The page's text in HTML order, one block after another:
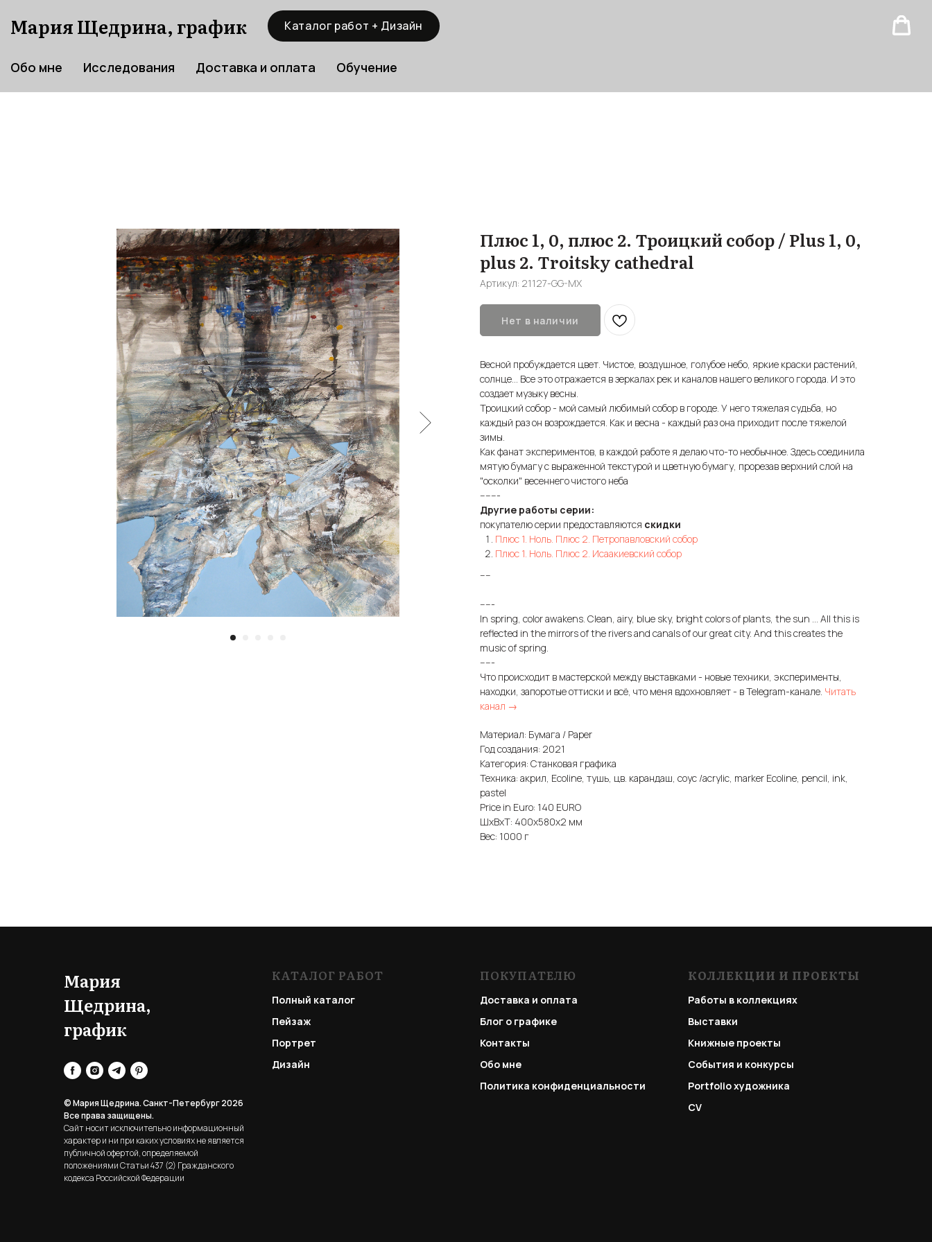
Мария Щедрина, график Каталог работ + Дизайн
Обо мне Исследования Доставка и оплата Обучение
Плюс 1, 0, плюс 2. Троицкий собор / Plus 1, 0,
plus 2. Troitsky cathedral
Артикул: 21127-GG-MX
Нет в наличии
Весной пробуждается цвет. Чистое, воздушное, голубое небо, яркие краски растений,
солнце... Все это отражается в зеркалах рек и каналов нашего великого города. И это
создает музыку весны.
Троицкий собор - мой самый любимый собор в городе. У него тяжелая судьба, но
каждый раз он возрождается. Как и весна - каждый раз она приходит после тяжелой
зимы.
Как фанат экспериментов, в каждой работе я делаю что-то необычное. Здесь соединила
мятую бумагу с выраженной текстурой и цветную бумагу, прорезав верхний слой на
"осколки" весеннего чистого неба
-------
Другие работы серии:
покупателю серии предоставляются скидки
Плюс 1. Ноль. Плюс 2. Петропавловский собор
Плюс 1. Ноль. Плюс 2. Исаакиевский собор
----
-----
In spring, color awakens. Clean, airy, blue sky, bright colors of plants, the sun ... All this is
reflected in the mirrors of the rivers and canals of our great city. And this creates the
music of spring.
-----
Что происходит в мастерской между выставками - новые техники, эксперименты,
находки, запоротые оттиски и всё, что меня вдохновляет - в Telegram-канале. Читать
канал →
Материал: Бумага / Paper
Год создания: 2021
Категория: Станковая графика
Техника: акрил, Ecoline, тушь, цв. карандаш, соус /acrylic, marker Ecoline, pencil, ink,
pastel
Price in Euro: 140 EURO
ШxВxТ: 400x580x2 мм
Вес: 1000 г
Мария
Щедрина,
график
© Мария Щедрина. Санкт-Петербург 2026
Все права защищены.
Сайт носит исключительно информационный
характер и ни при каких условиях не является
публичной офертой, определяемой
положениями Статьи 437 (2) Гражданского
кодекса Российской Федерации
КАТАЛОГ РАБОТ
Полный каталог
Пейзаж
Портрет
Дизайн
ПОКУПАТЕЛЮ
Доставка и оплата
Блог о графике
Контакты
Обо мне
Политика конфиденциальности
КОЛЛЕКЦИИ И ПРОЕКТЫ
Работы в коллекциях
Выставки
Книжные проекты
События и конкурсы
Portfolioхудожника
CV